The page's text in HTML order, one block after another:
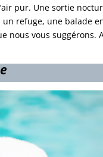
pur. Une sortie
refuge, une balade
nous vous suggérons.